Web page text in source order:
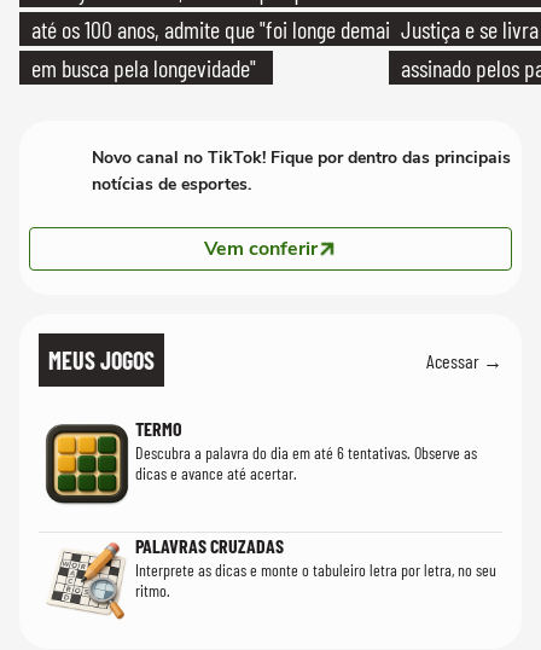
até os 100 anos, admite que "foi longe demais
em busca pela longevidade"
Justiça e se
assinado pelos
Novo canal no TikTok! Fique por dentro das principais
notícias de esportes.
Vem conferir
MEUS JOGOS Acessar →
TERMO
Descubra a palavra do dia em até 6 tentativas. Observe as
dicas e avance até acertar.
PALAVRAS CRUZADAS
Interprete as dicas e monte o tabuleiro letra por letra, no seu
ritmo.